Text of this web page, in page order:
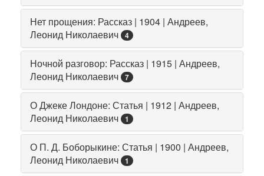
Нет прощения: Рассказ | 1904 | Андреев,
Леонид Николаевич
4
Ночной разговор: Рассказ | 1915 | Андреев,
Леонид Николаевич
7
О Джеке Лондоне: Статья | 1912 | Андреев,
Леонид Николаевич
1
О П. Д. Боборыкине: Статья | 1900 | Андреев,
Леонид Николаевич
1